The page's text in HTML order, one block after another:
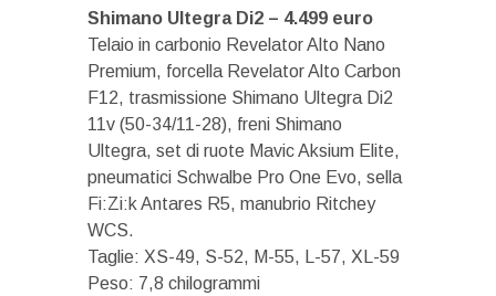
Shimano Ultegra Di2 – 4.499 euro
Telaio in carbonio Revelator Alto Nano
Premium, forcella Revelator Alto Carbon
F12, trasmissione Shimano Ultegra Di2
11v (50-34/11-28), freni Shimano
Ultegra, set di ruote Mavic Aksium Elite,
pneumatici Schwalbe Pro One Evo, sella
Fi:Zi:k Antares R5, manubrio Ritchey
WCS.
Taglie: XS-49, S-52, M-55, L-57, XL-59
Peso: 7,8 chilogrammi